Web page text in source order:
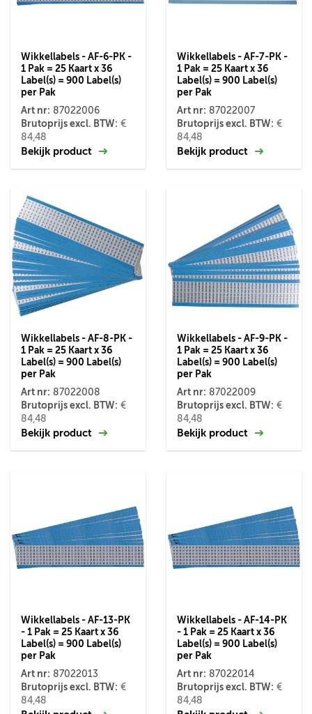
Wikkellabels - AF-6-PK -
1 Pak = 25 Kaart x 36
Label(s) = 900 Label(s)
per Pak
Art nr: 87022006
Brutoprijs excl. BTW: €
84,48
Bekijk product
Wikkellabels - AF-7-PK -
1 Pak = 25 Kaart x 36
Label(s) = 900 Label(s)
per Pak
Art nr: 87022007
Brutoprijs excl. BTW: €
84,48
Bekijk product
Wikkellabels - AF-8-PK -
1 Pak = 25 Kaart x 36
Label(s) = 900 Label(s)
per Pak
Art nr: 87022008
Brutoprijs excl. BTW: €
84,48
Bekijk product
Wikkellabels - AF-9-PK -
1 Pak = 25 Kaart x 36
Label(s) = 900 Label(s)
per Pak
Art nr: 87022009
Brutoprijs excl. BTW: €
84,48
Bekijk product
Wikkellabels - AF-13-PK
- 1 Pak = 25 Kaart x 36
Label(s) = 900 Label(s)
per Pak
Art nr: 87022013
Brutoprijs excl. BTW: €
84,48
Wikkellabels - AF-14-PK
- 1 Pak = 25 Kaart x 36
Label(s) = 900 Label(s)
per Pak
Art nr: 87022014
Brutoprijs excl. BTW: €
84,48